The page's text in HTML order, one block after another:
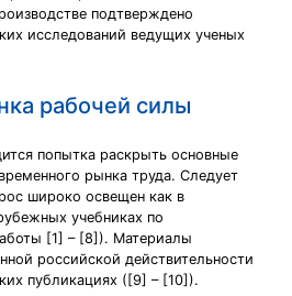
подтверждено
исследований ведущих ученых
рабочей силы
попытка раскрыть основные
рынка труда. Следует
широко освещен как в
учебниках по
[1] – [8]). Материалы
российской действительности
публикациях ([9] – [10]).